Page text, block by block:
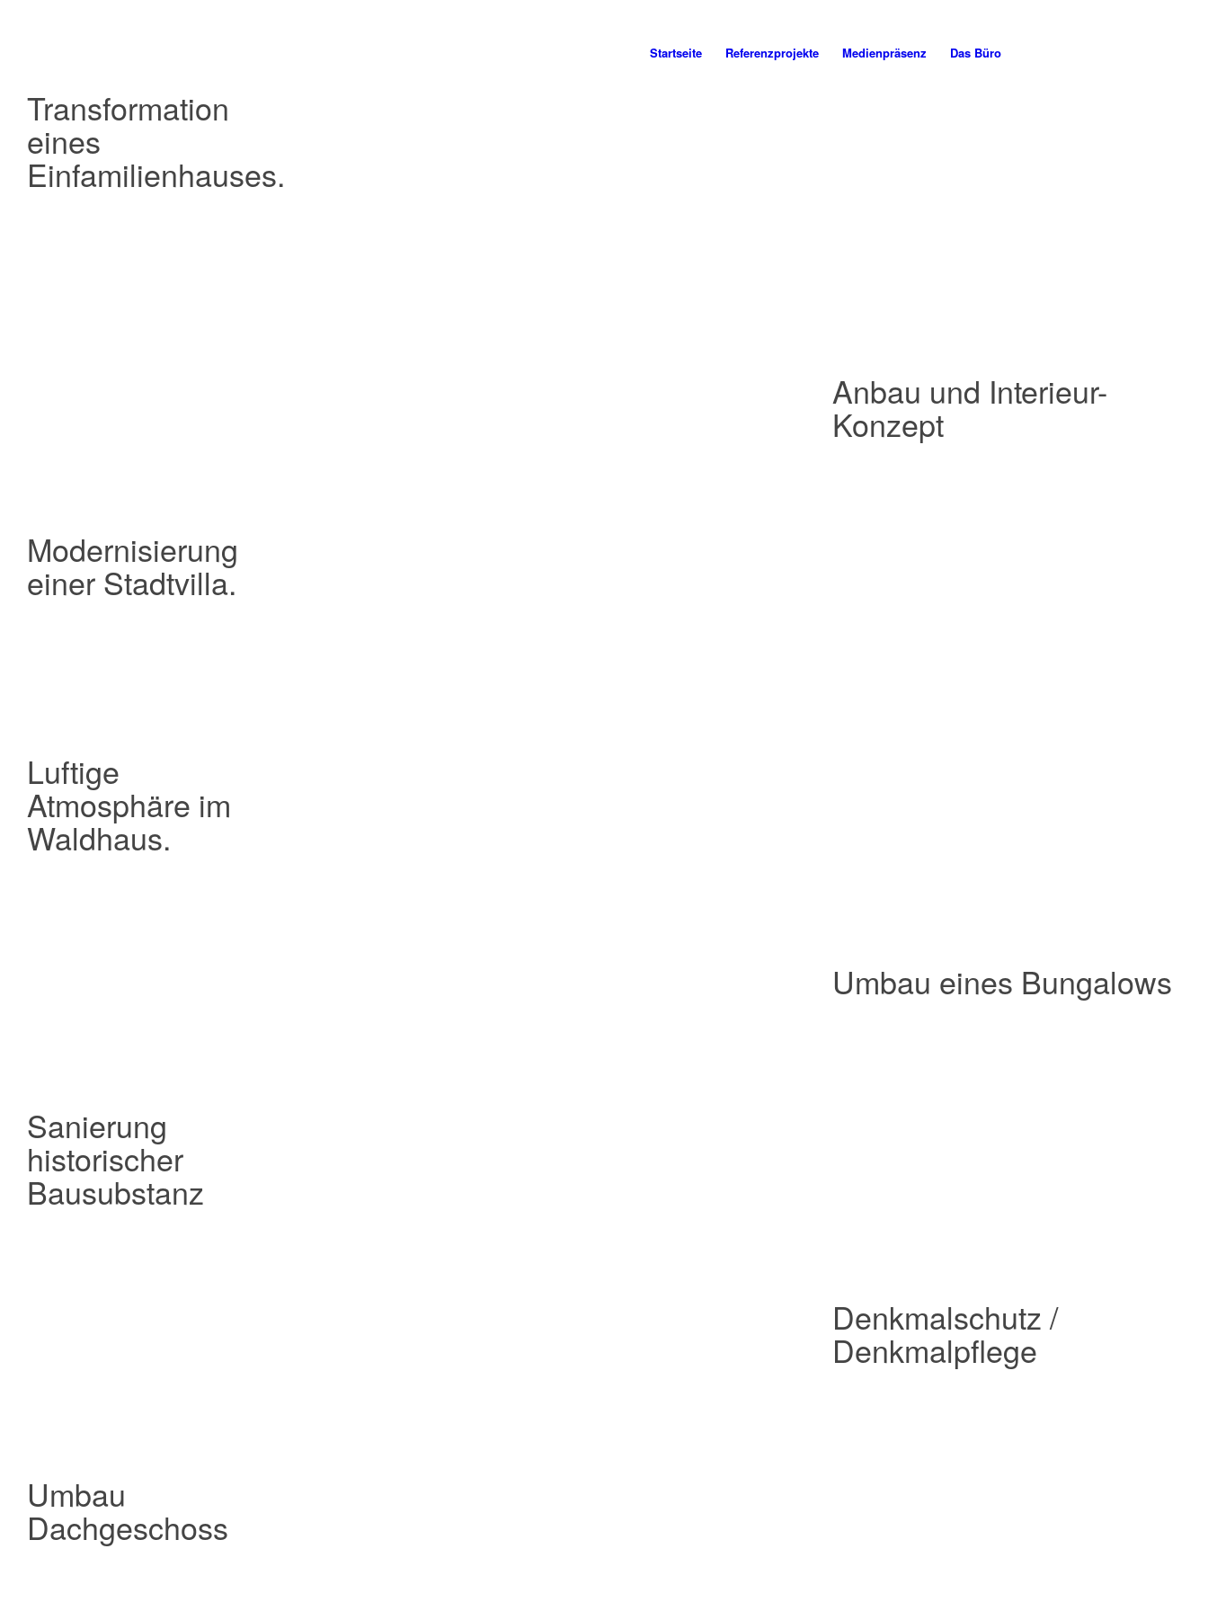
Startseite Referenzprojekte Medienpräsenz Das Büro
Transformation
eines
Einfamilienhauses.
Anbau und Interieur-
Konzept
Modernisierung
einer Stadtvilla.
Luftige
Atmosphäre im
Waldhaus.
Umbau eines Bungalows
Sanierung
historischer
Bausubstanz
Denkmalschutz /
Denkmalpflege
Umbau
Dachgeschoss